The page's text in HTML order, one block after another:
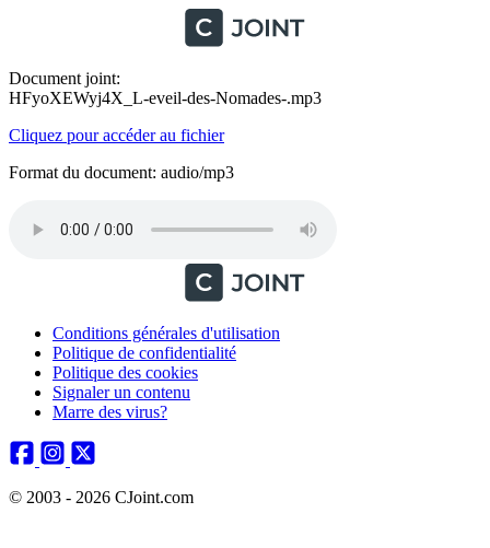
Document joint:
HFyoXEWyj4X_L-eveil-des-Nomades-.mp3
Cliquez pour accéder au fichier
Format du document: audio/mp3
Conditions générales d'utilisation
Politique de confidentialité
Politique des cookies
Signaler un contenu
Marre des virus?
© 2003 - 2026 CJoint.com